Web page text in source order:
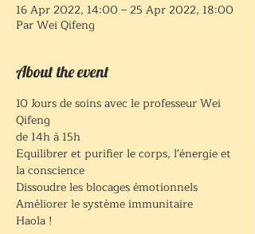
16 Apr 2022, 14:00 – 25 Apr 2022, 18:00
Par Wei Qifeng
About the event
10 Jours de soins avec le professeur Wei
Qifeng
de 14h à 15h
Equilibrer et purifier le corps, l'énergie et
la conscience
Dissoudre les blocages émotionnels
Améliorer le système immunitaire
Haola !